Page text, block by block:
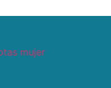
mujer